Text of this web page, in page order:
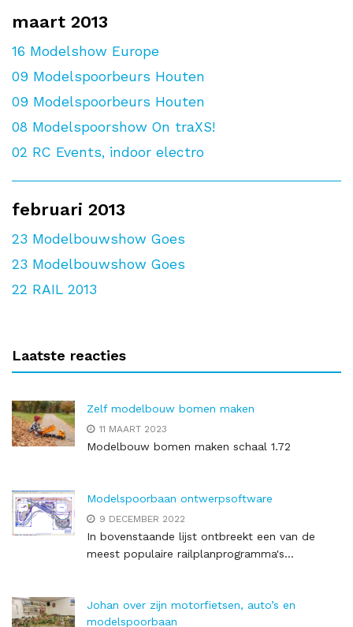
maart 2013
16 Modelshow Europe
09 Modelspoorbeurs Houten
09 Modelspoorbeurs Houten
08 Modelspoorshow On traXS!
02 RC Events, indoor electro
februari 2013
23 Modelbouwshow Goes
23 Modelbouwshow Goes
22 RAIL 2013
Laatste reacties
Zelf modelbouw bomen maken
11 MAART 2023
Modelbouw bomen maken schaal 1.72
Modelspoorbaan ontwerpsoftware
9 DECEMBER 2022
In bovenstaande lijst ontbreekt een van de
meest populaire railplanprogramma's...
Johan over zijn motorfietsen, auto’s en
modelspoorbaan